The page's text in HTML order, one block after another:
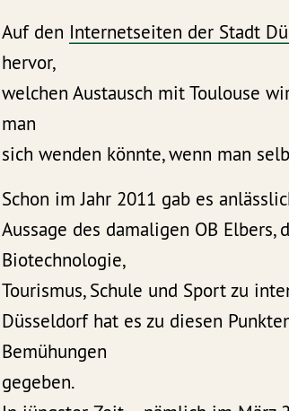
Auf den Internetseiten der Stadt
hervor,
welchen Austausch mit Toulouse
man
sich wenden könnte, wenn man
Schon im Jahr 2011 gab es
Aussage des damaligen OB
Biotechnologie,
Tourismus, Schule und Sport zu
Düsseldorf hat es zu diesen
Bemühungen
gegeben.